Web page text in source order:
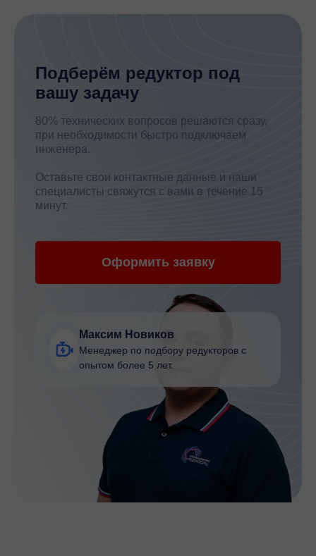
Подберём редуктор под
вашу задачу
80% технических вопросов решаются сразу,
при необходимости быстро подключаем
инженера.
Оставьте свои контактные данные и наши
специалисты свяжутся с вами в течение 15
минут.
Оформить заявку
Максим Новиков
Менеджер по подбору редукторов с
опытом более 5 лет.